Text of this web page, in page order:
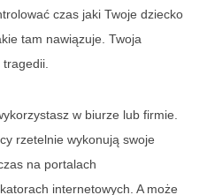
czas jaki Twoje dziecko
tam nawiązuje. Twoja
w biurze lub firmie.
rzetelnie wykonują swoje
na portalach
internetowych. A może